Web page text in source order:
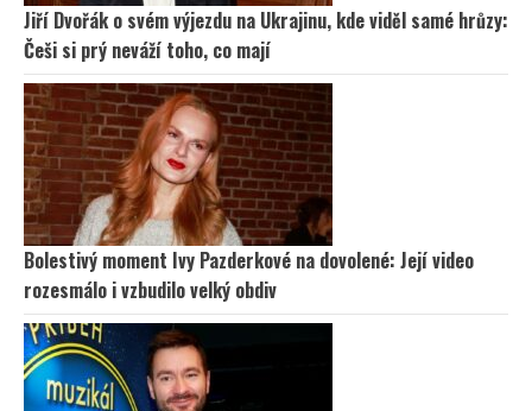
Jiří Dvořák o svém výjezdu na Ukrajinu, kde viděl samé hrůzy:
Češi si prý neváží toho, co mají
Bolestivý moment Ivy Pazderkové na dovolené: Její video
rozesmálo i vzbudilo velký obdiv